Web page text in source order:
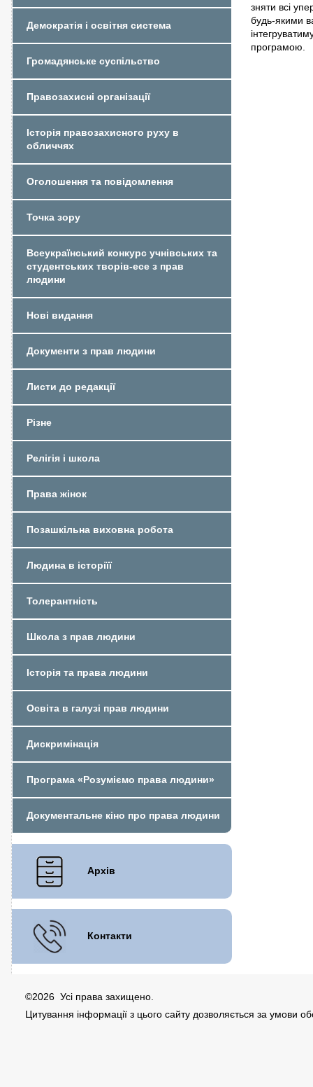
зняти всі
будь-якими
програмою.
Демократія і освітня система
Громадянське суспільство
Правозахисні організації
Історія правозахисного руху в
обличчях
Оголошення та повідомлення
Точка зору
Всеукраїнський конкурс учнівських та
студентських творів-есе з прав
людини
Нові видання
Документи з прав людини
Листи до редакції
Різне
Релігія і школа
Права жінок
Позашкільна виховна робота
Людина в історіїї
Толерантність
Школа з прав людини
Історія та права людини
Освіта в галузі прав людини
Дискримінація
Програма «Розуміємо права людини»
Документальне кіно про права людини
Архів
Контакти
©2026 Усі права захищено.
Цитування інформації з цього сайту дозволяється за умови